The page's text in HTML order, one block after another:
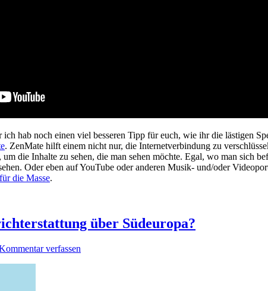
ich hab noch einen viel besseren Tipp für euch, wie ihr die lästigen
. ZenMate hilft einem nicht nur, die Internetverbindung zu
die Inhalte zu sehen, die man sehen möchte. Egal, wo man sich
Oder eben auf YouTube oder anderen Musik- und/oder
die Masse.
über Südeuropa?
verfassen